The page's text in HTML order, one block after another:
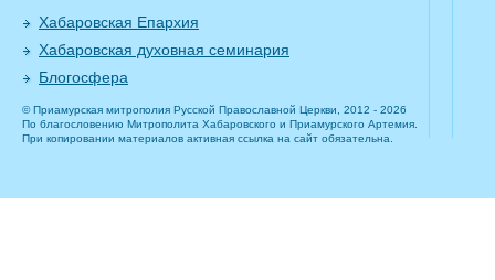
Хабаровская Епархия
Хабаровская духовная семинария
Блогосфера
© Приамурская митрополия Русской Православной Церкви, 2012 - 2026
По благословению Митрополита Хабаровского и Приамурского Артемия.
При копировании материалов активная ссылка на сайт обязательна.